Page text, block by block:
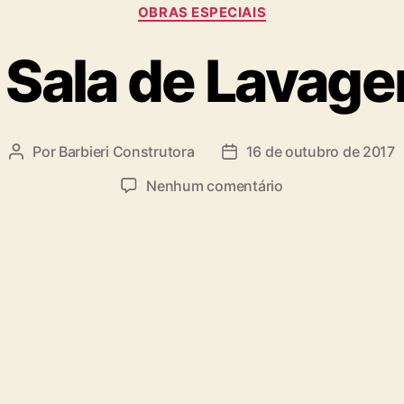
OBRAS ESPECIAIS
de
Por Barbieri Construtora
16 de outubro de 2017
Nenhum comentário